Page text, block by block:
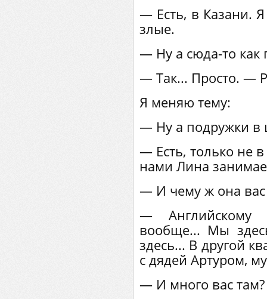
— Есть, в Казани.
злые.
— Ну а сюда-то как
— Так... Просто. —
Я меняю тему:
— Ну а подружки в
— Есть, только не
нами Лина
— И чему ж она вас
— Английскому
вообще... Мы
здесь... В другой
с дядей Артуром,
— И много вас там?